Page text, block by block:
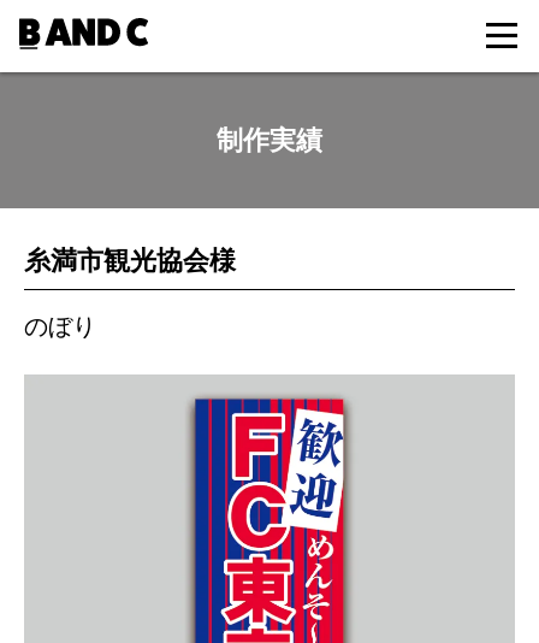
制作実績
糸満市観光協会様
のぼり